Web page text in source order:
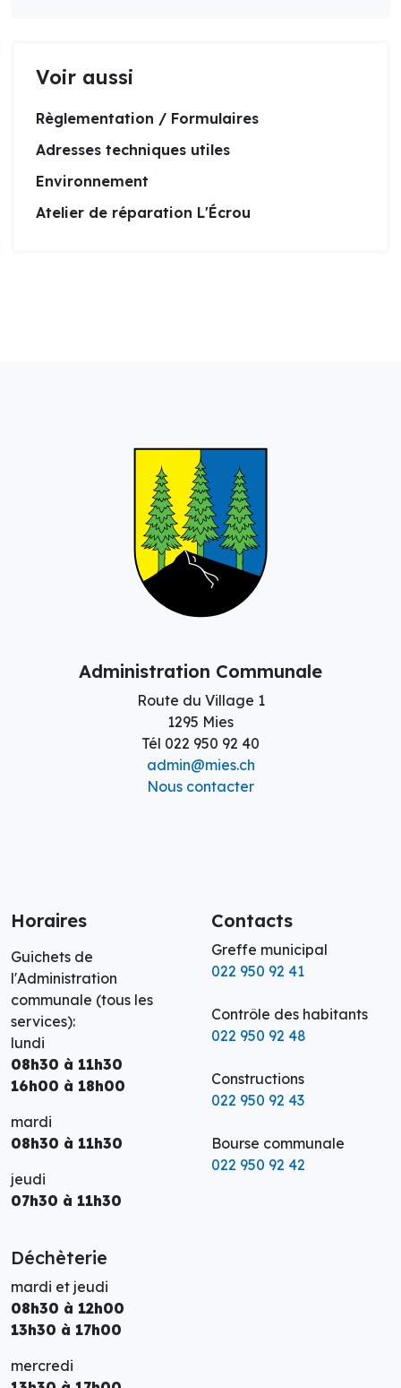
Voir aussi
Règlementation / Formulaires
Adresses techniques utiles
Environnement
Atelier de réparation L'Écrou
Administration Communale
Route du Village 1
1295 Mies
Tél 022 950 92 40
admin@mies.ch
Nous contacter
Horaires
Guichets de
l'Administration
communale (tous les
services):
lundi
08h30 à 11h30
16h00 à 18h00
mardi
08h30 à 11h30
jeudi
07h30 à 11h30
Déchèterie
mardi et jeudi
08h30 à 12h00
13h30 à 17h00
mercredi
Contacts
Greffe municipal
022 950 92 41
Contrôle des habitants
022 950 92 48
Constructions
022 950 92 43
Bourse communale
022 950 92 42